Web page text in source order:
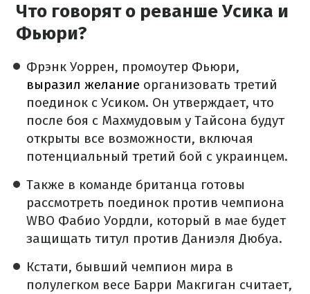
Что говорят о реванше Усика и
Фьюри?
Фрэнк Уоррен, промоутер Фьюри,
выразил желание организовать третий
поединок с Усиком. Он утверждает, что
после боя с Махмудовым у Тайсона будут
открыты все возможности, включая
потенциальный третий бой с украинцем.
Также в команде британца готовы
рассмотреть поединок против чемпиона
WBO Фабио Уордли, который в мае будет
защищать титул против Даниэля Дюбуа.
Кстати, бывший чемпион мира в
полулегком весе Барри Макгиган считает,